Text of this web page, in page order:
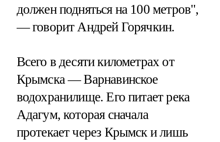
должен подняться на 100 метров",
— говорит Андрей Горячкин.
Всего в десяти километрах от
Крымска — Варнавинское
водохранилище. Его питает река
Адагум, которая сначала
протекает через Крымск и лишь